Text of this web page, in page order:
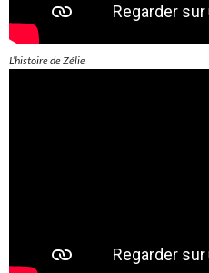
L’histoire de Zélie